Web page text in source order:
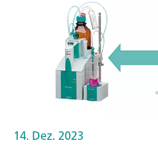
14. Dez. 2023